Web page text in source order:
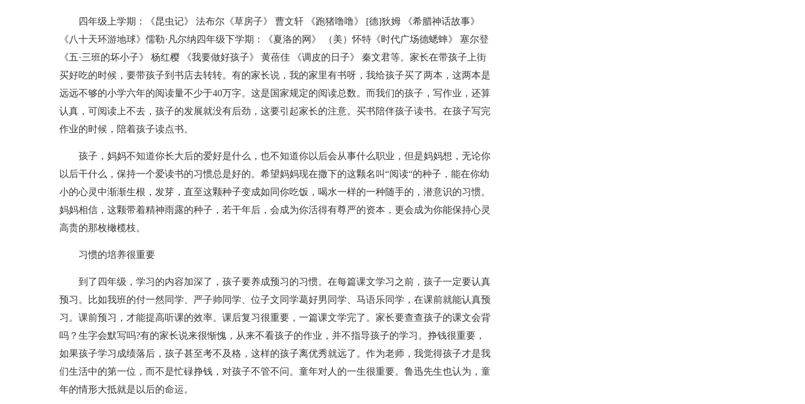
四年级上学期：《昆虫记》 法布尔《草房子》 曹文轩 《跑猪噜噜》 [德]狄姆 《希腊神话故事》
《八十天环游地球》儒勒·凡尔纳四年级下学期：《夏洛的网》 （美）怀特《时代广场德蟋蟀》 塞尔登
《五·三班的坏小子》 杨红樱 《我要做好孩子》 黄蓓佳 《调皮的日子》 秦文君等。家长在带孩子上街
买好吃的时候，要带孩子到书店去转转。有的家长说，我的家里有书呀，我给孩子买了两本，这两本是
远远不够的小学六年的阅读量不少于40万字。这是国家规定的阅读总数。而我们的孩子，写作业，还算
认真，可阅读上不去，孩子的发展就没有后劲，这要引起家长的注意。买书陪伴孩子读书。在孩子写完
作业的时候，陪着孩子读点书。
孩子，妈妈不知道你长大后的爱好是什么，也不知道你以后会从事什么职业，但是妈妈想，无论你
以后干什么，保持一个爱读书的习惯总是好的。希望妈妈现在撒下的这颗名叫“阅读“的种子，能在你幼
小的心灵中渐渐生根，发芽，直至这颗种子变成如同你吃饭，喝水一样的一种随手的，潜意识的习惯。
妈妈相信，这颗带着精神雨露的种子，若干年后，会成为你活得有尊严的资本，更会成为你能保持心灵
高贵的那枚橄榄枝。
习惯的培养很重要
到了四年级，学习的内容加深了，孩子要养成预习的习惯。在每篇课文学习之前，孩子一定要认真
预习。比如我班的付一然同学、严子帅同学、位子文同学葛好男同学、马语乐同学，在课前就能认真预
习。课前预习，才能提高听课的效率。课后复习很重要，一篇课文学完了。家长要查查孩子的课文会背
吗？生字会默写吗?有的家长说来很惭愧，从来不看孩子的作业，并不指导孩子的学习。挣钱很重要，
如果孩子学习成绩落后，孩子甚至考不及格，这样的孩子离优秀就远了。作为老师，我觉得孩子才是我
们生活中的第一位，而不是忙碌挣钱，对孩子不管不问。童年对人的一生很重要。鲁迅先生也认为，童
年的情形大抵就是以后的命运。